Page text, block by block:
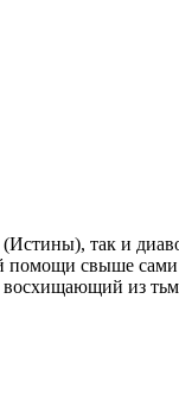
так и
свыше
восхищающий из